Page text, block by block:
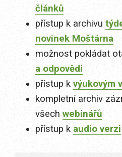
článků
přístup k archivu
novinek Moštárna
možnost pokládat
a odpovědi
přístup k výukovým
kompletní archiv
všech webinářů
přístup k audio verzi